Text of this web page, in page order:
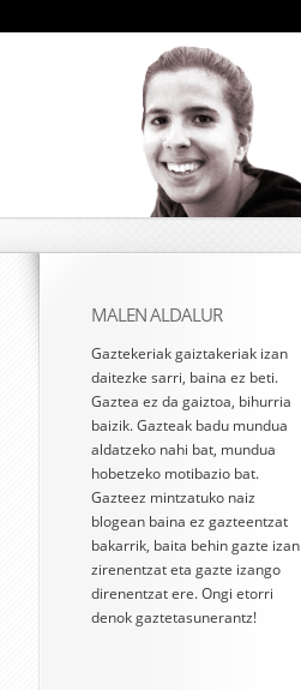
MALEN ALDALUR
Gaztekeriak gaiztakeriak izan
daitezke sarri, baina ez beti.
Gaztea ez da gaiztoa, bihurria
baizik. Gazteak badu mundua
aldatzeko nahi bat, mundua
hobetzeko motibazio bat.
Gazteez mintzatuko naiz
blogean baina ez gazteentzat
bakarrik, baita behin gazte izan
zirenentzat eta gazte izango
direnentzat ere. Ongi etorri
denok gaztetasunerantz!